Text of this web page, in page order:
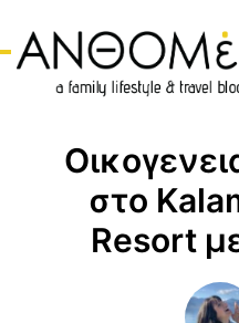
περιεχόμενο
στο
Resort